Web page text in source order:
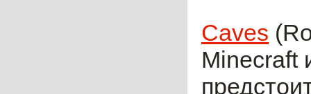
Caves
Minecraft